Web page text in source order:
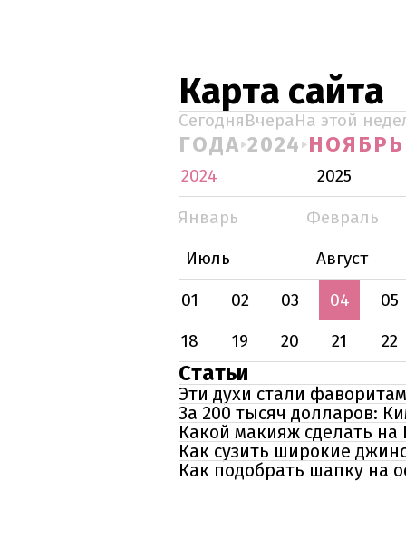
Карта сайта
СегодняВчераНа этой
ГОДА 2024 НОЯБРЬ
2024 2025
Январь
Февраль
Июль
Август
01
02 03 04 05
18
19 20 21 22
Статьи
Эти духи стали
За 200 тысяч долларов:
Какой макияж сделать
Как сузить широкие
Как подобрать шапку на